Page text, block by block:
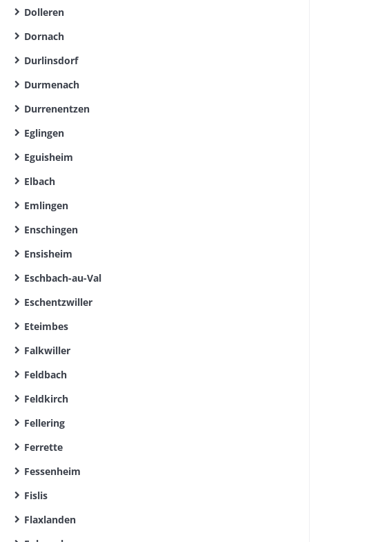
Dolleren
Dornach
Durlinsdorf
Durmenach
Durrenentzen
Eglingen
Eguisheim
Elbach
Emlingen
Enschingen
Ensisheim
Eschbach-au-Val
Eschentzwiller
Eteimbes
Falkwiller
Feldbach
Feldkirch
Fellering
Ferrette
Fessenheim
Fislis
Flaxlanden